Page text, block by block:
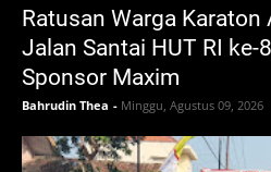
Ratusan Warga
Jalan Santai HUT RI ke-
Sponsor Maxim
Bahrudin Thea - Minggu, Agustus 09, 2026